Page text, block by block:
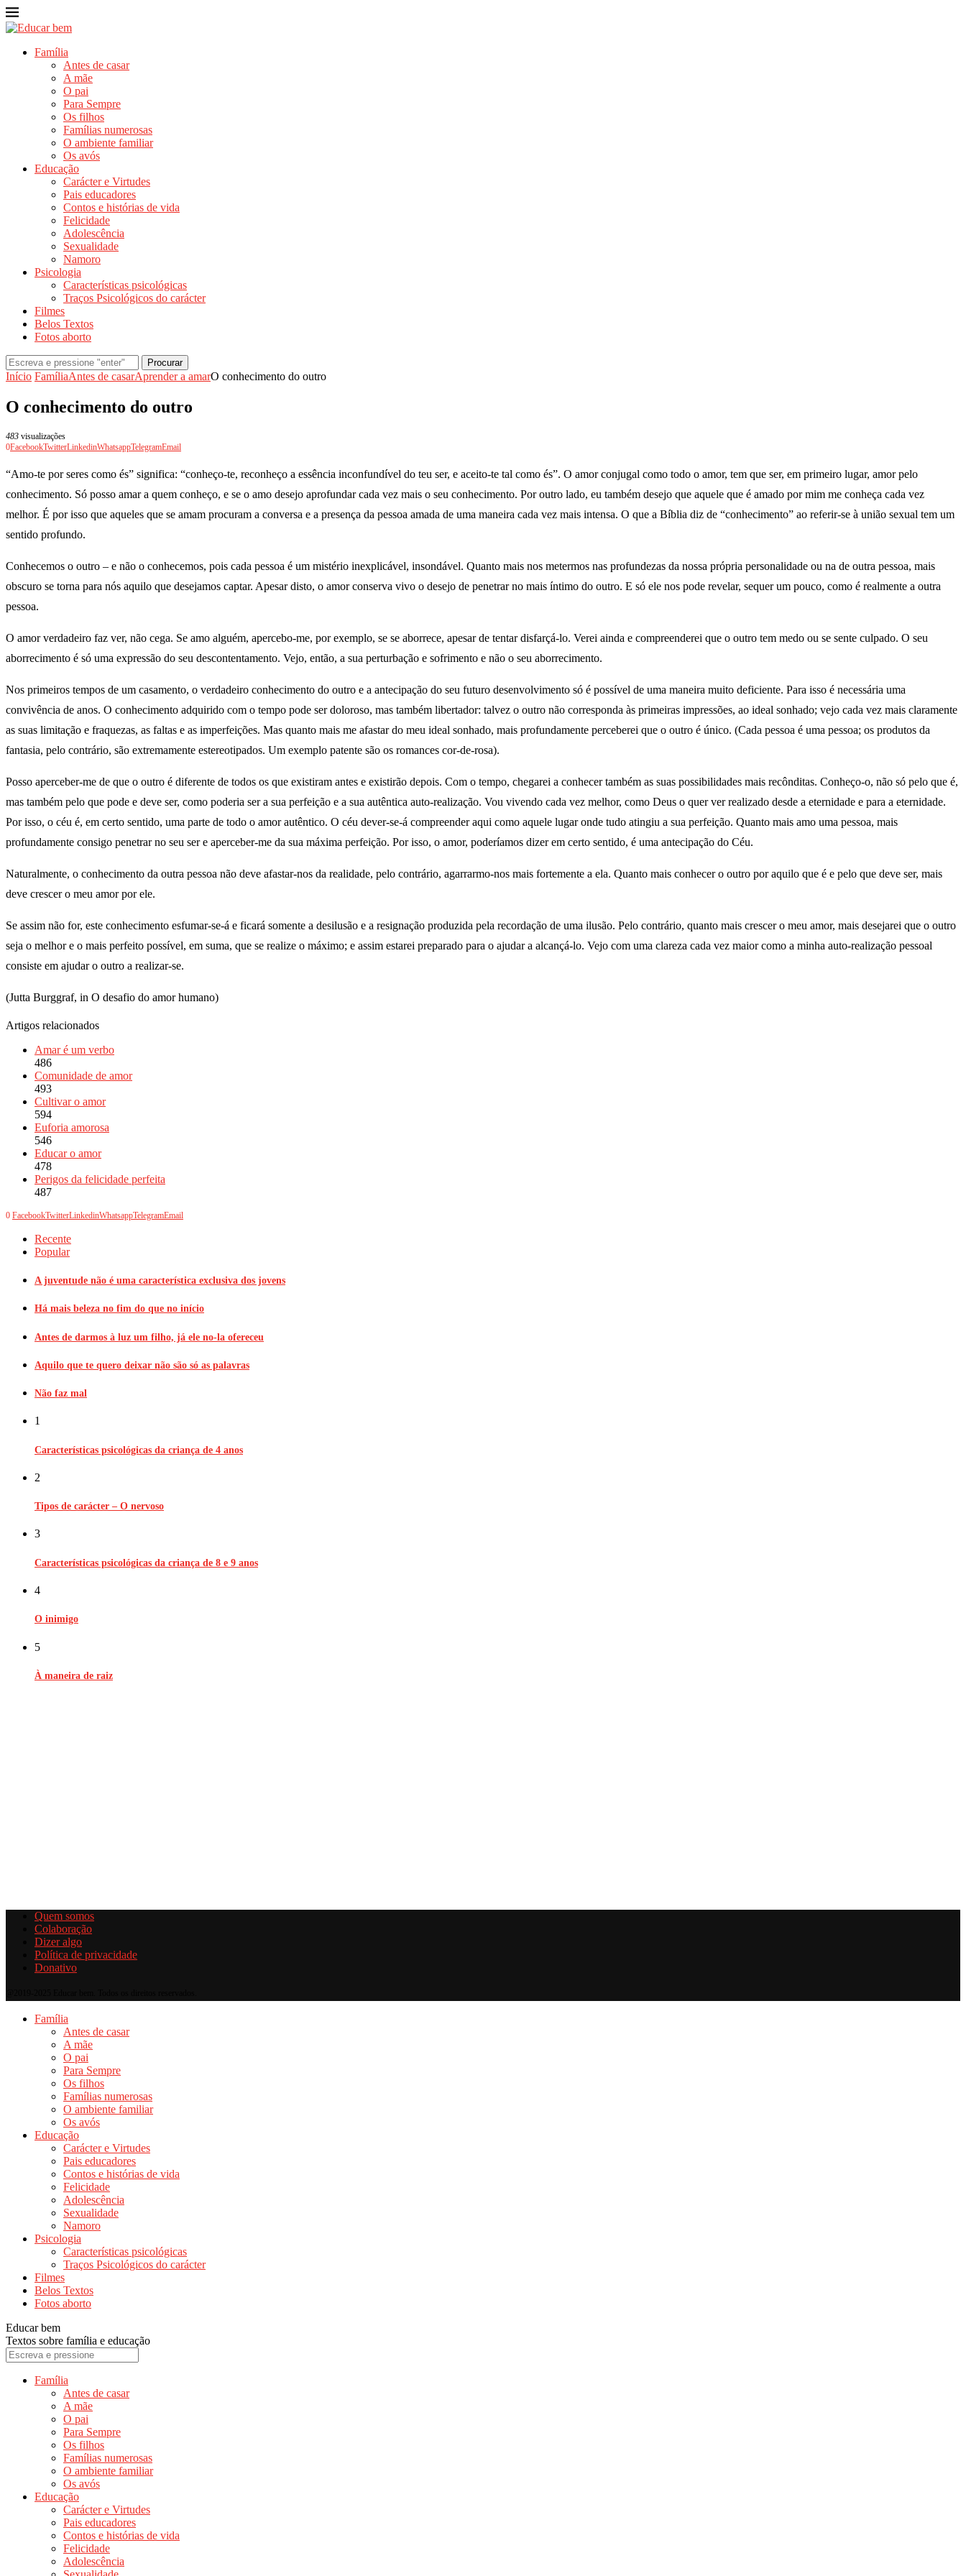
Família
Antes de casar
A mãe
O pai
Para Sempre
Os filhos
Famílias numerosas
O ambiente familiar
Os avós
Educação
Carácter e Virtudes
Pais educadores
Contos e histórias de vida
Felicidade
Adolescência
Sexualidade
Namoro
Psicologia
Características psicológicas
Traços Psicológicos do carácter
Filmes
Belos Textos
Fotos aborto
Procurar
Início FamíliaAntes de casarAprender a amarO conhecimento do outro
O conhecimento do outro
483 visualizações
0FacebookTwitterLinkedinWhatsappTelegramEmail
“Amo-te por seres como és” significa: “conheço-te, reconheço a essência inconfundível do teu ser, e aceito-te tal como és”. O amor conjugal como todo o amor, tem que ser, em primeiro lugar, amor pelo
conhecimento. Só posso amar a quem conheço, e se o amo desejo aprofundar cada vez mais o seu conhecimento. Por outro lado, eu também desejo que aquele que é amado por mim me conheça cada vez
melhor. É por isso que aqueles que se amam procuram a conversa e a presença da pessoa amada de uma maneira cada vez mais intensa. O que a Bíblia diz de “conhecimento” ao referir-se à união sexual tem um
sentido profundo.
Conhecemos o outro – e não o conhecemos, pois cada pessoa é um mistério inexplicável, insondável. Quanto mais nos metermos nas profundezas da nossa própria personalidade ou na de outra pessoa, mais
obscuro se torna para nós aquilo que desejamos captar. Apesar disto, o amor conserva vivo o desejo de penetrar no mais íntimo do outro. E só ele nos pode revelar, sequer um pouco, como é realmente a outra
pessoa.
O amor verdadeiro faz ver, não cega. Se amo alguém, apercebo-me, por exemplo, se se aborrece, apesar de tentar disfarçá-lo. Verei ainda e compreenderei que o outro tem medo ou se sente culpado. O seu
aborrecimento é só uma expressão do seu descontentamento. Vejo, então, a sua perturbação e sofrimento e não o seu aborrecimento.
Nos primeiros tempos de um casamento, o verdadeiro conhecimento do outro e a antecipação do seu futuro desenvolvimento só é possível de uma maneira muito deficiente. Para isso é necessária uma
convivência de anos. O conhecimento adquirido com o tempo pode ser doloroso, mas também libertador: talvez o outro não corresponda às primeiras impressões, ao ideal sonhado; vejo cada vez mais claramente
as suas limitação e fraquezas, as faltas e as imperfeições. Mas quanto mais me afastar do meu ideal sonhado, mais profundamente perceberei que o outro é único. (Cada pessoa é uma pessoa; os produtos da
fantasia, pelo contrário, são extremamente estereotipados. Um exemplo patente são os romances cor-de-rosa).
Posso aperceber-me de que o outro é diferente de todos os que existiram antes e existirão depois. Com o tempo, chegarei a conhecer também as suas possibilidades mais recônditas. Conheço-o, não só pelo que é,
mas também pelo que pode e deve ser, como poderia ser a sua perfeição e a sua autêntica auto-realização. Vou vivendo cada vez melhor, como Deus o quer ver realizado desde a eternidade e para a eternidade.
Por isso, o céu é, em certo sentido, uma parte de todo o amor autêntico. O céu dever-se-á compreender aqui como aquele lugar onde tudo atingiu a sua perfeição. Quanto mais amo uma pessoa, mais
profundamente consigo penetrar no seu ser e aperceber-me da sua máxima perfeição. Por isso, o amor, poderíamos dizer em certo sentido, é uma antecipação do Céu.
Naturalmente, o conhecimento da outra pessoa não deve afastar-nos da realidade, pelo contrário, agarrarmo-nos mais fortemente a ela. Quanto mais conhecer o outro por aquilo que é e pelo que deve ser, mais
deve crescer o meu amor por ele.
Se assim não for, este conhecimento esfumar-se-á e ficará somente a desilusão e a resignação produzida pela recordação de uma ilusão. Pelo contrário, quanto mais crescer o meu amor, mais desejarei que o outro
seja o melhor e o mais perfeito possível, em suma, que se realize o máximo; e assim estarei preparado para o ajudar a alcançá-lo. Vejo com uma clareza cada vez maior como a minha auto-realização pessoal
consiste em ajudar o outro a realizar-se.
(Jutta Burggraf, in O desafio do amor humano)
Artigos relacionados
Amar é um verbo
486
Comunidade de amor
493
Cultivar o amor
594
Euforia amorosa
546
Educar o amor
478
Perigos da felicidade perfeita
487
0 FacebookTwitterLinkedinWhatsappTelegramEmail
Recente
Popular
A juventude não é uma característica exclusiva dos jovens
Há mais beleza no fim do que no início
Antes de darmos à luz um filho, já ele no-la ofereceu
Aquilo que te quero deixar não são só as palavras
Não faz mal
1
Características psicológicas da criança de 4 anos
2
Tipos de carácter – O nervoso
3
Características psicológicas da criança de 8 e 9 anos
4
O inimigo
5
À maneira de raiz
Quem somos
Colaboração
Dizer algo
Política de privacidade
Donativo
Família
Antes de casar
A mãe
O pai
Para Sempre
Os filhos
Famílias numerosas
O ambiente familiar
Os avós
Educação
Carácter e Virtudes
Pais educadores
Contos e histórias de vida
Felicidade
Adolescência
Sexualidade
Namoro
Psicologia
Características psicológicas
Traços Psicológicos do carácter
Filmes
Belos Textos
Fotos aborto
Educar bem
Textos sobre família e educação
Família
Antes de casar
A mãe
O pai
Para Sempre
Os filhos
Famílias numerosas
O ambiente familiar
Os avós
Educação
Carácter e Virtudes
Pais educadores
Contos e histórias de vida
Felicidade
Adolescência